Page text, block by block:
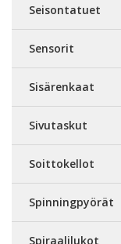
Seisontatuet
Sensorit
Sisärenkaat
Sivutaskut
Soittokellot
Spinningpyörät
Spiraalilukot